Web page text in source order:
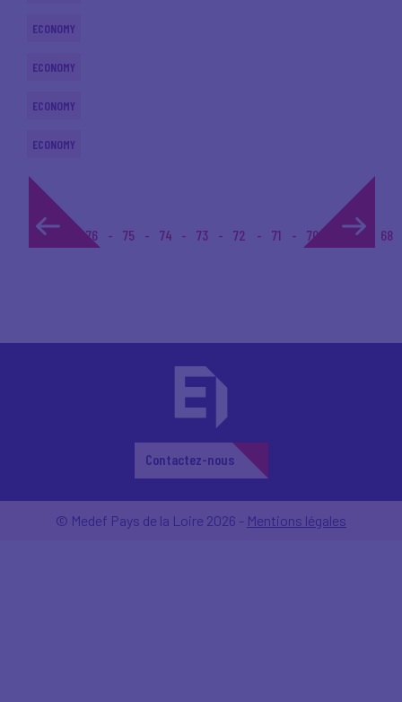
ECONOMY
ECONOMY
ECONOMY
ECONOMY
1... 76 75 74 73 72 71 70 69 68
Contactez-nous
© Medef Pays de la Loire 2026 - Mentions légales